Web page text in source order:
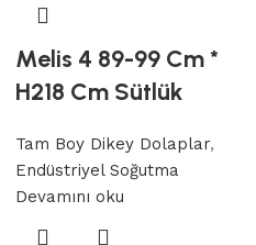
Melis 4 89-99 Cm *
H218 Cm Sütlük
Tam Boy Dikey Dolaplar,
Endüstriyel Soğutma
Devamını oku